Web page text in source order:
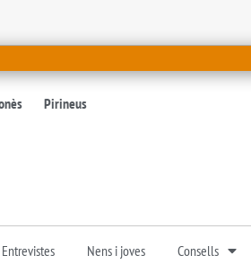
Pirineus
Entrevistes Nens i joves Consells